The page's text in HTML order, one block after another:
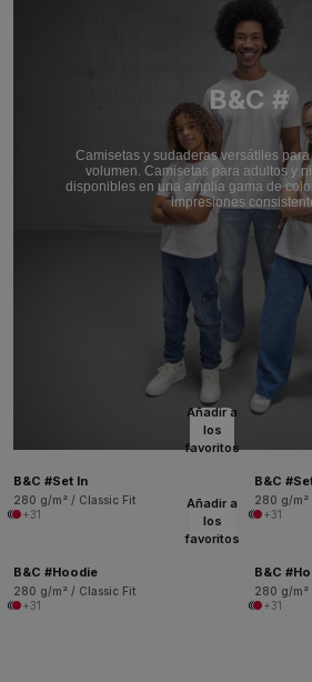
B&C #
Camisetas y sudaderas versátiles
volumen. Camisetas para adultos y
disponibles en una amplia gama de
impresiones
Añadir a
los
favoritos
B&C #Set In
280 g/m² / Classic Fit
+31
B&C
280 g/m²
+31
Añadir a
los
favoritos
B&C #Hoodie
280 g/m² / Classic Fit
+31
B&C
280 g/m²
+31